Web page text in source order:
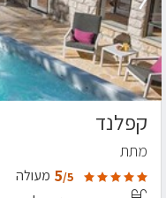
קפלנד
מתת
5/5 מעולה